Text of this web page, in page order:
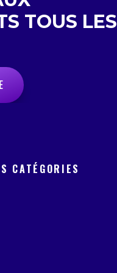
TOUS LES
CATÉGORIES